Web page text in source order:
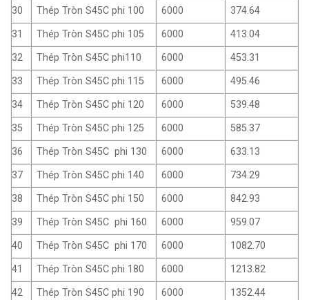
30
Thép Tròn S45C phi 100 6000
374.64
31
Thép Tròn S45C phi 105 6000
413.04
32
Thép Tròn S45C phi110 6000
453.31
33
Thép Tròn S45C phi 115 6000
495.46
34
Thép Tròn S45C phi 120 6000
539.48
35
Thép Tròn S45C phi 125 6000
585.37
36
Thép Tròn S45C phi 130 6000
633.13
37
Thép Tròn S45C phi 140 6000
734.29
38
Thép Tròn S45C phi 150 6000
842.93
39
Thép Tròn S45C phi 160 6000
959.07
40
Thép Tròn S45C phi 170 6000
1082.70
41
Thép Tròn S45C phi 180 6000
1213.82
42
Thép Tròn S45C phi 190 6000
1352.44